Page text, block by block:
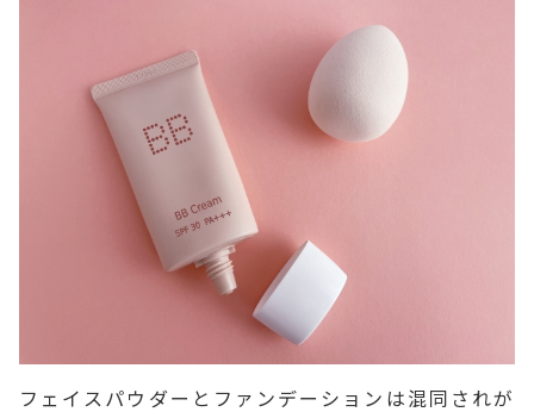
フェイスパウダーとファンデーションは混同されが